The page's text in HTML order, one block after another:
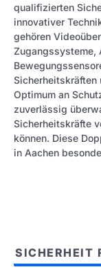
qualifizierten
innovativer
gehören
Zugangssysteme,
Sicherheitskräften
Optimum an
zuverlässig
Sicherheitskräfte
können. Diese
in Aachen
SICHERHEIT